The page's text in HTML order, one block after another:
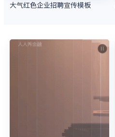
大气红色企业招聘宣传模板